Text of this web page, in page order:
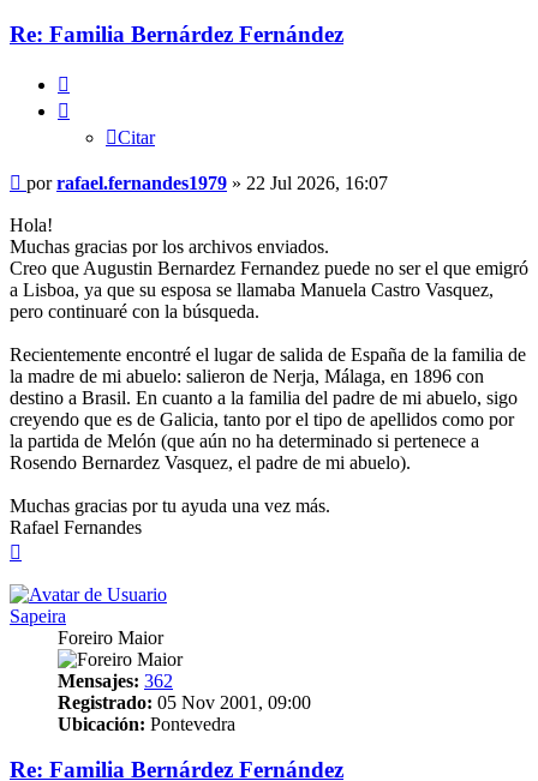
Re: Familia Bernárdez Fernández
Citar
Mensaje
porrafael.fernandes1979 » 22 Jul 2026, 16:07
Hola!
Muchas gracias por los archivos enviados.
Creo que Augustin Bernardez Fernandez puede no ser el que emigró
a Lisboa, ya que su esposa se llamaba Manuela Castro Vasquez,
pero continuaré con la búsqueda.
Recientemente encontré el lugar de salida de España de la familia de
la madre de mi abuelo: salieron de Nerja, Málaga, en 1896 con
destino a Brasil. En cuanto a la familia del padre de mi abuelo, sigo
creyendo que es de Galicia, tanto por el tipo de apellidos como por
la partida de Melón (que aún no ha determinado si pertenece a
Rosendo Bernardez Vasquez, el padre de mi abuelo).
Muchas gracias por tu ayuda una vez más.
Rafael Fernandes
Sapeira
Foreiro Maior
Mensajes: 362
Registrado: 05 Nov 2001, 09:00
Ubicación: Pontevedra
Re: Familia Bernárdez Fernández